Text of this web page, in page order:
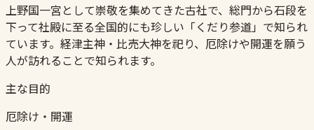
上野国一宮として崇敬を集めてきた古社で、総門から石段を
下って社殿に至る全国的にも珍しい「くだり参道」で知られ
ています。経津主神・比売大神を祀り、厄除けや開運を願う
人が訪れることで知られます。
主な目的
厄除け・開運